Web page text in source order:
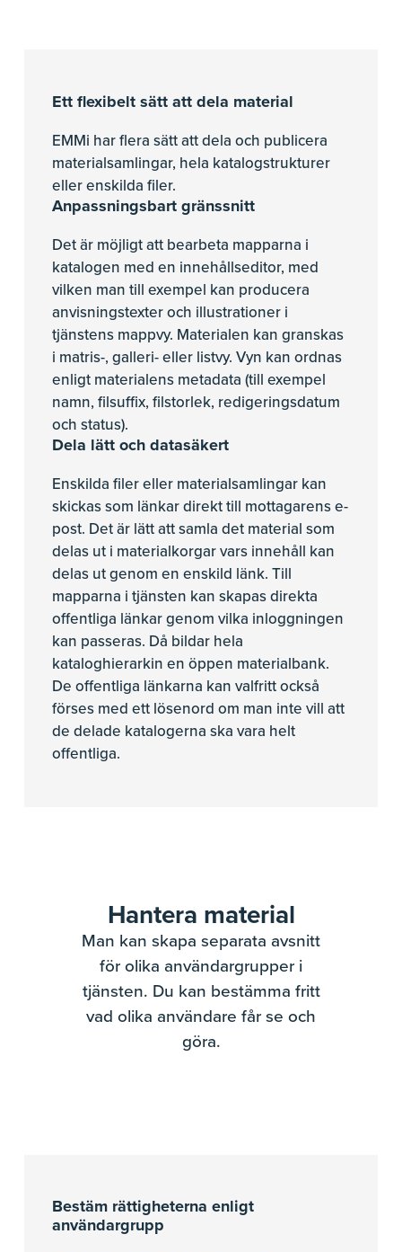
Ett flexibelt sätt att dela material
EMMi har flera sätt att dela och publicera
materialsamlingar, hela katalogstrukturer
eller enskilda filer.
Anpassningsbart gränssnitt
Det är möjligt att bearbeta mapparna i
katalogen med en innehållseditor, med
vilken man till exempel kan producera
anvisningstexter och illustrationer i
tjänstens mappvy. Materialen kan granskas
i matris-, galleri- eller listvy. Vyn kan ordnas
enligt materialens metadata (till exempel
namn, filsuffix, filstorlek, redigeringsdatum
och status).
Dela lätt och datasäkert
Enskilda filer eller materialsamlingar kan
skickas som länkar direkt till mottagarens e-
post. Det är lätt att samla det material som
delas ut i materialkorgar vars innehåll kan
delas ut genom en enskild länk. Till
mapparna i tjänsten kan skapas direkta
offentliga länkar genom vilka inloggningen
kan passeras. Då bildar hela
kataloghierarkin en öppen materialbank.
De offentliga länkarna kan valfritt också
förses med ett lösenord om man inte vill att
de delade katalogerna ska vara helt
offentliga.
Bestäm rättigheterna enligt
användargrupp
Hantera material
Man kan skapa separata avsnitt
för olika användargrupper i
tjänsten. Du kan bestämma fritt
vad olika användare får se och
göra.